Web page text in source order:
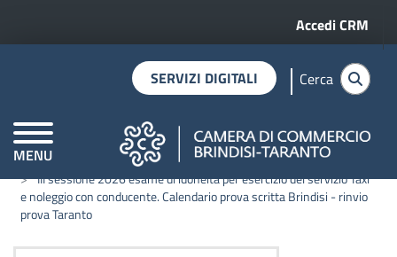
Menu
Accedi CRM
MENU
CAMERE DI COMMERCIO D'ITALIA
SERVIZI DIGITALI Cerca
Home
III sessione 2026 esame di idoneità per esercizio del servizio Taxi
e noleggio con conducente. Calendario prova scritta Brindisi - rinvio
prova Taranto